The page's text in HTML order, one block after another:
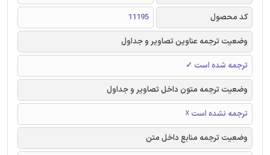
کد محصول
11195
وضعیت ترجمه عناوین تصاویر و جداول
ترجمه شده است ✓
وضعیت ترجمه متون داخل تصاویر و جداول
ترجمه نشده است ☓
وضعیت ترجمه منابع داخل متن